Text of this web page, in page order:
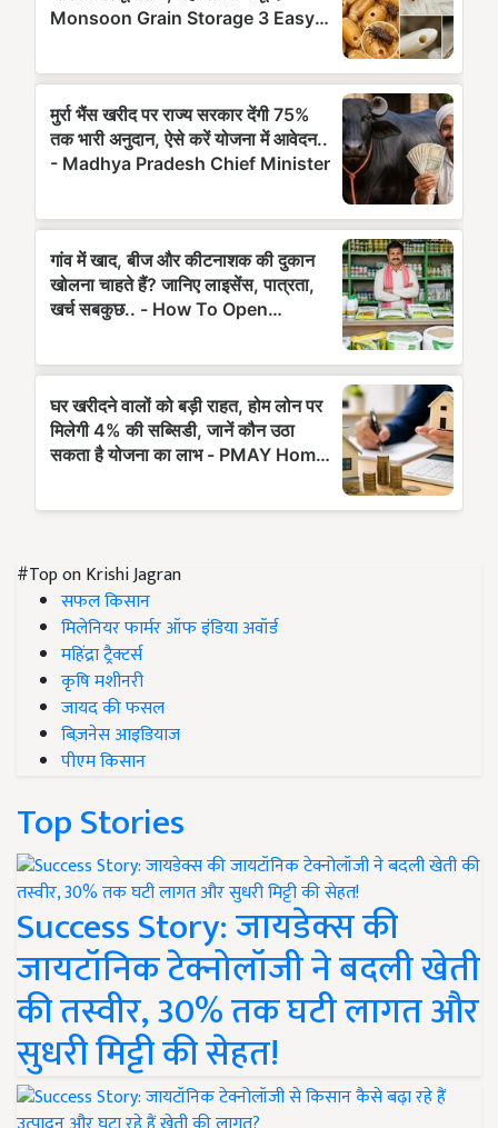
#Top on Krishi Jagran
सफल किसान
मिलेनियर फार्मर ऑफ इंडिया अवॉर्ड
महिंद्रा ट्रैक्टर्स
कृषि मशीनरी
जायद की फसल
बिज़नेस आइडियाज
पीएम किसान
Top Stories
Success Story: जायडेक्स की
जायटॉनिक टेक्नोलॉजी ने बदली खेती
की तस्वीर, 30% तक घटी लागत और
सुधरी मिट्टी की सेहत!